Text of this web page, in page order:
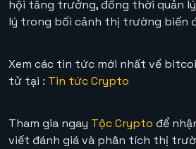
hội tăng trưởng, đồng thời quản
lý trong bối cảnh thị trường biến
Xem các tin tức mới nhất về
tử tại : Tin tức Crypto
Tham gia ngay Tộc Crypto để
viết đánh giá và phân tích thị